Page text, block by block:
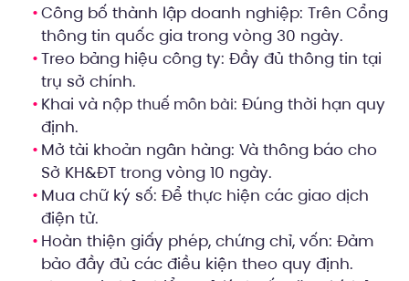
Công bố thành lập doanh nghiệp: Trên Cổng
thông tin quốc gia trong vòng 30 ngày.
Treo bảng hiệu công ty: Đầy đủ thông tin tại
trụ sở chính.
Khai và nộp thuế môn bài: Đúng thời hạn quy
định.
Mở tài khoản ngân hàng: Và thông báo cho
Sở KH&ĐT trong vòng 10 ngày.
Mua chữ ký số: Để thực hiện các giao dịch
điện tử.
Hoàn thiện giấy phép, chứng chỉ, vốn: Đảm
bảo đầy đủ các điều kiện theo quy định.